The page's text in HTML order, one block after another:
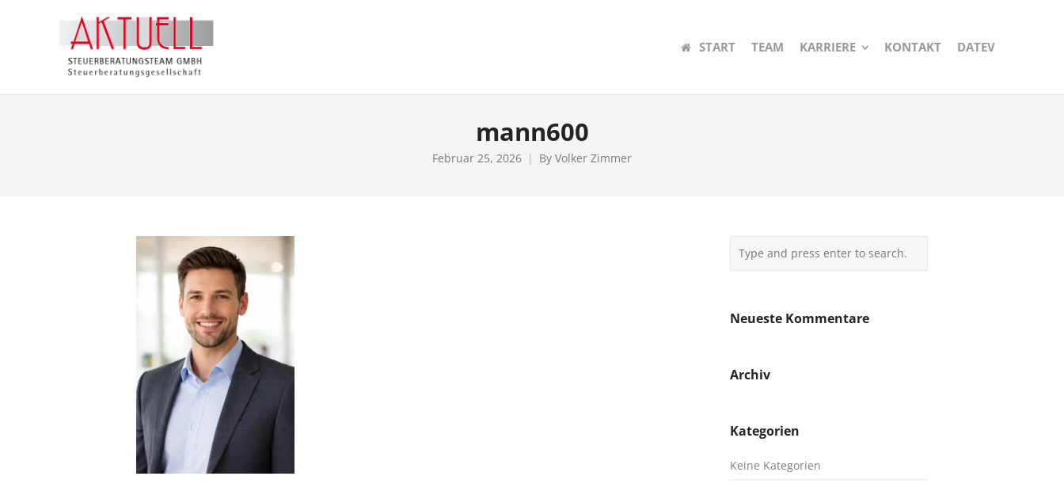
START TEAM KARRIERE KONTAKT DATEV
mann600
Februar 25, 2026 By Volker Zimmer
Neueste Kommentare
Archiv
Kategorien
Keine Kategorien